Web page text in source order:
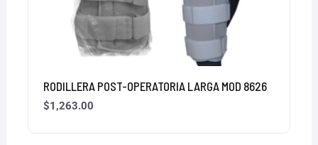
RODILLERA POST-OPERATORIA LARGA MOD 8626
$1,263.00